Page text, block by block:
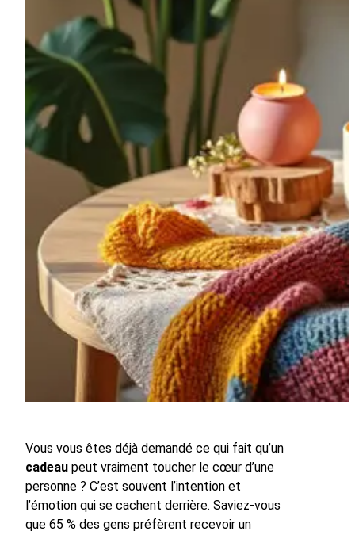
Vous vous êtes déjà demandé ce qui fait qu’un
cadeau peut vraiment toucher le cœur d’une
personne ? C’est souvent l’intention et
l’émotion qui se cachent derrière. Saviez-vous
que 65 % des gens préfèrent recevoir un